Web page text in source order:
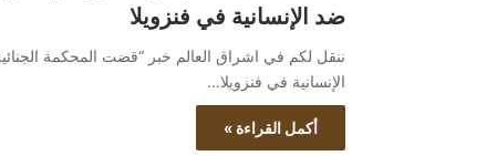
ضد الإنسانية في فنزويلا
ننقل لكم في اشراق العالم خبر “قضت المحكمة
الإنسانية في فنزويلا…
أكمل القراءة »